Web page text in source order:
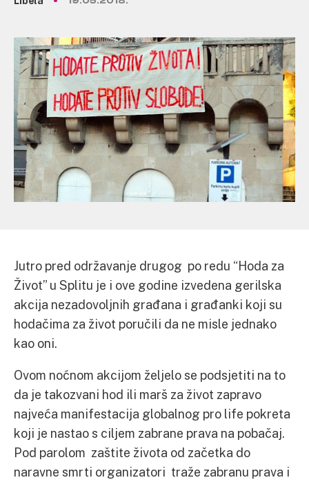
Jutro pred održavanje drugog po redu “Hoda za
Život” u Splitu je i ove godine izvedena gerilska
akcija nezadovoljnih građana i građanki koji su
hodačima za život poručili da ne misle jednako
kao oni.
Ovom noćnom akcijom željelo se podsjetiti na to
da je takozvani hod ili marš za život zapravo
najveća manifestacija globalnog pro life pokreta
koji je nastao s ciljem zabrane prava na pobačaj.
Pod parolom zaštite života od začetka do
naravne smrti organizatori traže zabranu prava i